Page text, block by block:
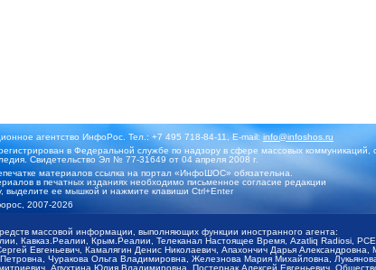
агентство ИнфоРос. Тел.: +7 495 718-84-11, E-mail:info@infoshos.ru
в Федеральной службе по надзору в сфере массовых коммуникаций,
Свидетельство Эл № 77-31649 от 04 апреля 2008 г.
материалов ссылка на портал «ИнфоШОС» обязательна.
в печатных изданиях необходимо письменное согласие редакции
выделите ее мышкой и нажмите клавиши Ctrl+Enter
2007-2026
массовой информации, выполняющих функции иностранного агента:
Кавказ.Реалии, Крым.Реалии, Телеканал Настоящее Время, Azatliq Radiosi,
Евгеньевич, Камалягин Денис Николаевич, Апахончич Дарья
Чуракова Ольга Владимировна, Железнова Мария Михайловна,
Апухтина Юлия Владимировна, Постернак Алексей Евгеньевич,